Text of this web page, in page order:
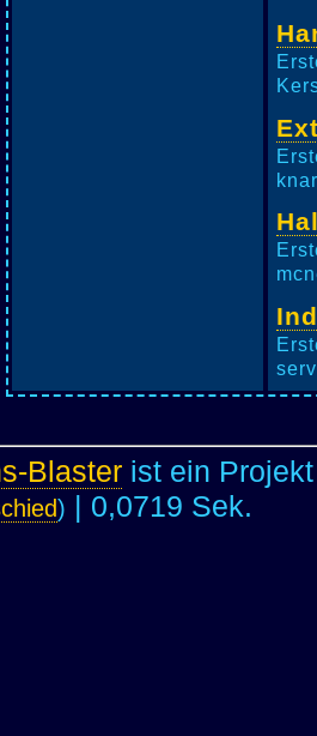
Blaster ist ein
) | 0,0719 Sek.